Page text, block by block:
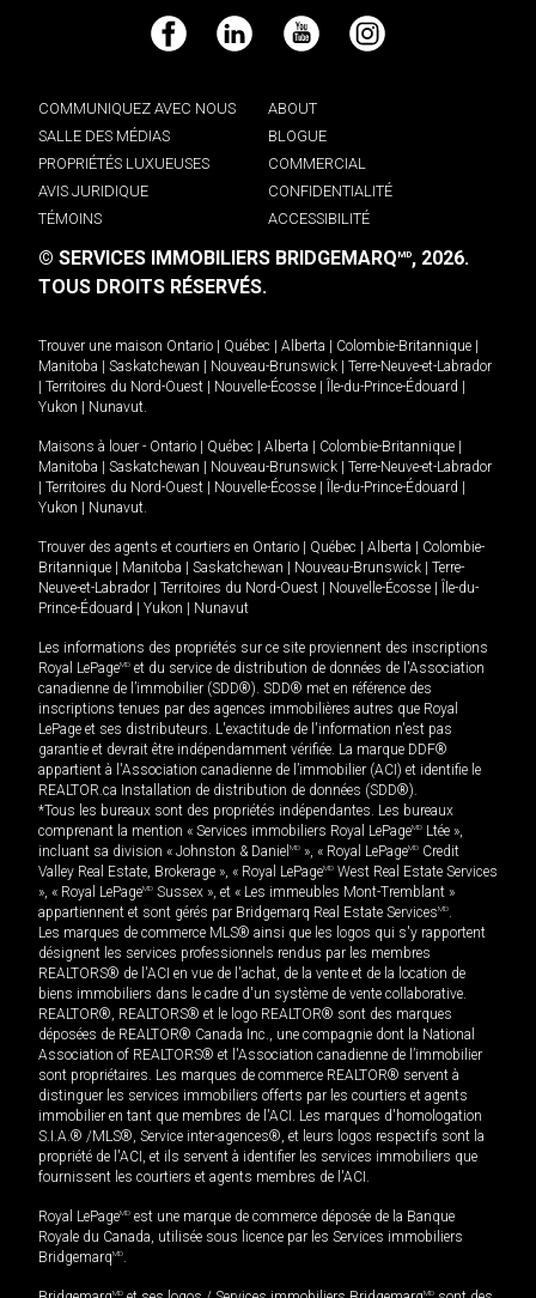
Facebook LinkedIn YouTube Instagram
COMMUNIQUEZ AVEC NOUS
ABOUT
SALLE DES MÉDIAS
BLOGUE
PROPRIÉTÉS LUXUEUSES
COMMERCIAL
AVIS JURIDIQUE
CONFIDENTIALITÉ
TÉMOINS
ACCESSIBILITÉ
© SERVICES IMMOBILIERS BRIDGEMARQMD, 2026.
TOUS DROITS RÉSERVÉS.
Trouver une maison Ontario Québec Alberta Colombie-Britannique
Manitoba
Saskatchewan Nouveau-Brunswick
Terre-Neuve-et-Labrador
Territoires du Nord-Ouest Nouvelle-Écosse Île-du-Prince-Édouard
Yukon
Nunavut.
Maisons à louer - Ontario Québec Alberta Colombie-Britannique
Manitoba
Saskatchewan Nouveau-Brunswick
Terre-Neuve-et-Labrador
Territoires du Nord-Ouest Nouvelle-Écosse Île-du-Prince-Édouard
Yukon
Nunavut.
Trouver des agents et courtiers en Ontario Québec Alberta
Colombie-
Britannique
Manitoba Saskatchewan Nouveau-Brunswick
Terre-
Neuve-et-Labrador
Territoires du Nord-Ouest Nouvelle-Écosse
Île-du-
Prince-Édouard
Yukon Nunavut
Les informations des propriétés sur ce site proviennent des inscriptions
Royal LePageMD et du service de distribution de données de l'Association
canadienne de l’immobilier (SDD®). SDD® met en référence des
inscriptions tenues par des agences immobilières autres que Royal
LePage et ses distributeurs. L'exactitude de l'information n'est pas
garantie et devrait être indépendamment vérifiée. La marque DDF®
appartient à l'Association canadienne de l’immobilier (ACI) et identifie le
REALTOR.ca Installation de distribution de données (SDD®).
*Tous les bureaux sont des propriétés indépendantes. Les bureaux
comprenant la mention « Services immobiliers Royal LePageMD Ltée »,
incluant sa division « Johnston & Daniel MD », « Royal LePageMD Credit
Valley Real Estate, Brokerage », « Royal LePageMD West Real Estate Services
», « Royal LePageMD Sussex », et « Les immeubles Mont-Tremblant »
appartiennent et sont gérés par Bridgemarq Real Estate ServicesMD.
Les marques de commerce MLS® ainsi que les logos qui s'y rapportent
désignent les services professionnels rendus par les membres
REALTORS® de l'ACI en vue de l'achat, de la vente et de la location de
biens immobiliers dans le cadre d'un système de vente collaborative.
REALTOR®, REALTORS® et le logo REALTOR® sont des marques
déposées de REALTOR® Canada Inc., une compagnie dont la National
Association of REALTORS® et l'Association canadienne de l’immobilier
sont propriétaires. Les marques de commerce REALTOR® servent à
distinguer les services immobiliers offerts par les courtiers et agents
immobilier en tant que membres de l'ACI. Les marques d'homologation
S.I.A.® /MLS®, Service inter-agences®, et leurs logos respectifs sont la
propriété de l'ACI, et ils servent à identifier les services immobiliers que
fournissent les courtiers et agents membres de l'ACI.
Royal LePageMD est une marque de commerce déposée de la Banque
Royale du Canada, utilisée sous licence par les Services immobiliers
BridgemarqMD.
MD MD